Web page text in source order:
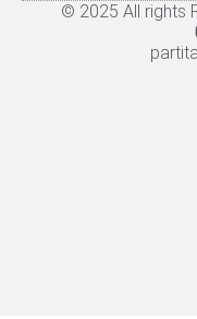
© 2025 All rights